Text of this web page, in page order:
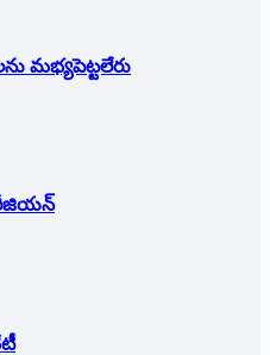
మభ్యపెట్టలేరు